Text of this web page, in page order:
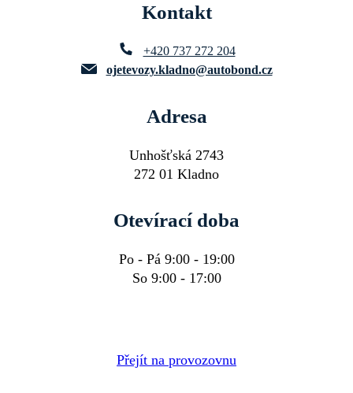
Kontakt
+420 737 272 204
ojetevozy.kladno@autobond.cz
Adresa
Unhošťská 2743
272 01 Kladno
Otevírací doba
Po - Pá 9:00 - 19:00
So 9:00 - 17:00
Přejít na provozovnu